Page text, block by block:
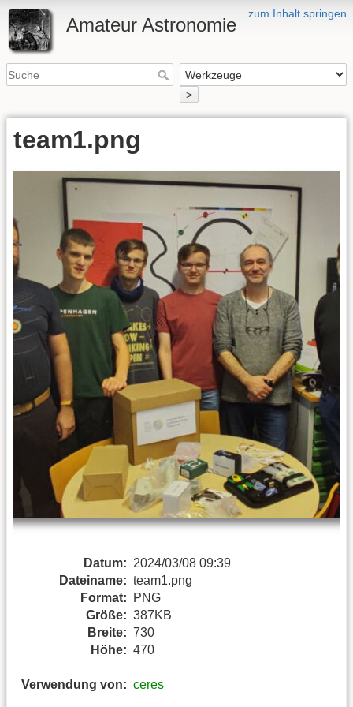
zum Inhalt springen
Amateur Astronomie
>
team1.png
Datum: 2024/03/08 09:39
Dateiname: team1.png
Format:
PNG
Größe: 387KB
Breite: 730
Höhe: 470
Verwendung von: ceres